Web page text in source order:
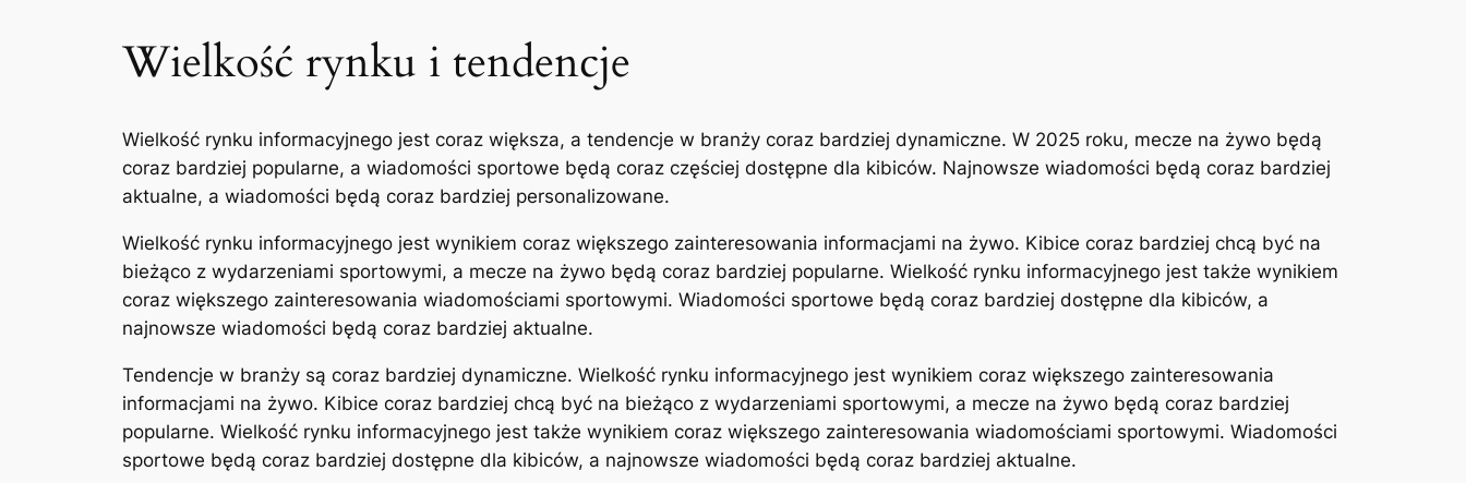
Wielkość rynku i tendencje
Wielkość rynku informacyjnego jest coraz większa, a tendencje w branży coraz bardziej dynamiczne. W 2025 roku, mecze na żywo będą
coraz bardziej popularne, a wiadomości sportowe będą coraz częściej dostępne dla kibiców. Najnowsze wiadomości będą coraz bardziej
aktualne, a wiadomości będą coraz bardziej personalizowane.
Wielkość rynku informacyjnego jest wynikiem coraz większego zainteresowania informacjami na żywo. Kibice coraz bardziej chcą być na
bieżąco z wydarzeniami sportowymi, a mecze na żywo będą coraz bardziej popularne. Wielkość rynku informacyjnego jest także wynikiem
coraz większego zainteresowania wiadomościami sportowymi. Wiadomości sportowe będą coraz bardziej dostępne dla kibiców, a
najnowsze wiadomości będą coraz bardziej aktualne.
Tendencje w branży są coraz bardziej dynamiczne. Wielkość rynku informacyjnego jest wynikiem coraz większego zainteresowania
informacjami na żywo. Kibice coraz bardziej chcą być na bieżąco z wydarzeniami sportowymi, a mecze na żywo będą coraz bardziej
popularne. Wielkość rynku informacyjnego jest także wynikiem coraz większego zainteresowania wiadomościami sportowymi. Wiadomości
sportowe będą coraz bardziej dostępne dla kibiców, a najnowsze wiadomości będą coraz bardziej aktualne.